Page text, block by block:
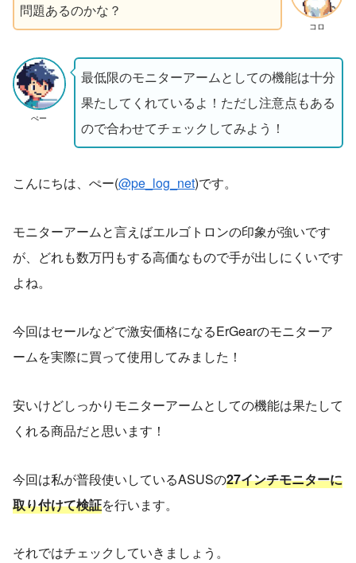
コロ
問題あるのかな？
ぺー
最低限のモニターアームとしての機能は十分
果たしてくれているよ！ただし注意点もある
ので合わせてチェックしてみよう！
こんにちは、ぺー(@pe_log_net)です。
モニターアームと言えばエルゴトロンの印象が強いです
が、どれも数万円もする高価なもので手が出しにくいです
よね。
今回はセールなどで激安価格になるErGearのモニターア
ームを実際に買って使用してみました！
安いけどしっかりモニターアームとしての機能は果たして
くれる商品だと思います！
今回は私が普段使いしているASUSの27インチモニターに
取り付けて検証を行います。
それではチェックしていきましょう。